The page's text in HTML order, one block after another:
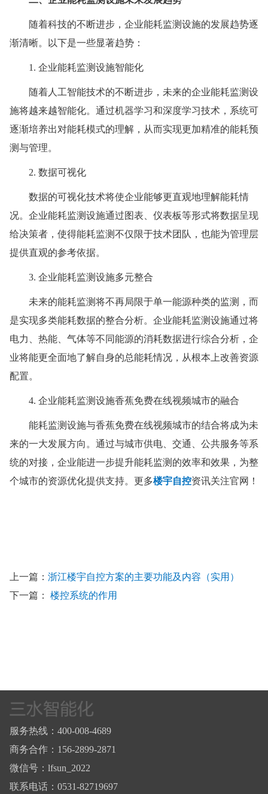
随着科技的不断进步，企业能耗监测设施的发展趋势逐
渐清晰。以下是一些显著趋势：
1. 企业能耗监测设施智能化
随着人工智能技术的不断进步，未来的企业能耗监测设
施将越来越智能化。通过机器学习和深度学习技术，系统可
逐渐培养出对能耗模式的理解，从而实现更加精准的能耗预
测与管理。
2. 数据可视化
数据的可视化技术将使企业能够更直观地理解能耗情
况。企业能耗监测设施通过图表、仪表板等形式将数据呈现
给决策者，使得能耗监测不仅限于技术团队，也能为管理层
提供直观的参考依据。
3. 企业能耗监测设施多元整合
未来的能耗监测将不再局限于单一能源种类的监测，而
是实现多类能耗数据的整合分析。企业能耗监测设施通过将
电力、热能、气体等不同能源的消耗数据进行综合分析，企
业将能更全面地了解自身的总能耗情况，从根本上改善资源
配置。
4. 企业能耗监测设施香蕉免费在线视频城市的融合
能耗监测设施与香蕉免费在线视频城市的结合将成为未
来的一大发展方向。通过与城市供电、交通、公共服务等系
统的对接，企业能进一步提升能耗监测的效率和效果，为整
个城市的资源优化提供支持。更多楼宇自控资讯关注官网！
上一篇： 浙江楼宇自控方案的主要功能及内容（实用）
下一篇：
楼控系统的作用
服务热线：400-008-4689
商务合作：156-2899-2871
微信号：lfsun_2022
联系电话：0531-82719697